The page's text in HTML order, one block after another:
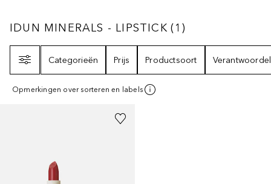
IDUN MINERALS - LIPSTICK 1
IDUN MINERALS - LIPSTICK (1 )
Categorieën
Prijs Productsoort
Opmerkingen over sorteren en labels